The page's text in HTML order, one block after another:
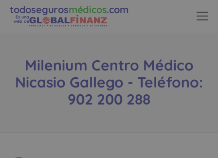
todosegurosmédicos.com
Es una
web de
Milenium Centro Médico
Nicasio Gallego - Teléfono:
902 200 288